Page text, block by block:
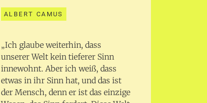
ALBERT CAMUS
„Ich glaube weiterhin, dass
unserer Welt kein tieferer Sinn
innewohnt. Aber ich weiß, dass
etwas in ihr Sinn hat, und das ist
der Mensch, denn er ist das einzige